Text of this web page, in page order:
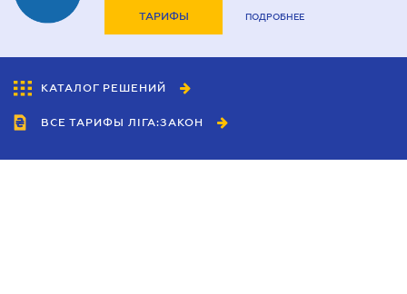
ТАРИФЫ ПОДРОБНЕЕ
КАТАЛОГ РЕШЕНИЙ
ВСЕ ТАРИФЫ ЛІГА:ЗАКОН